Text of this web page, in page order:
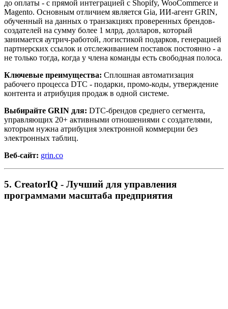
до оплаты - с прямой интеграцией с Shopify, WooCommerce и
Magento. Основным отличием является Gia, ИИ-агент GRIN,
обученный на данных о транзакциях проверенных брендов-
создателей на сумму более 1 млрд. долларов, который
занимается аутрич-работой, логистикой подарков, генерацией
партнерских ссылок и отслеживанием поставок постоянно - а
не только тогда, когда у члена команды есть свободная полоса.
Ключевые преимущества: Сплошная автоматизация
рабочего процесса DTC - подарки, промо-коды, утверждение
контента и атрибуция продаж в одной системе.
Выбирайте GRIN для: DTC-брендов среднего сегмента,
управляющих 20+ активными отношениями с создателями,
которым нужна атрибуция электронной коммерции без
электронных таблиц.
Веб-сайт: grin.co
5. CreatorIQ - Лучший для управления
программами масштаба предприятия